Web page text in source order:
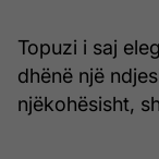
Topuzi i saj
dhënë një
njëkohësisht,